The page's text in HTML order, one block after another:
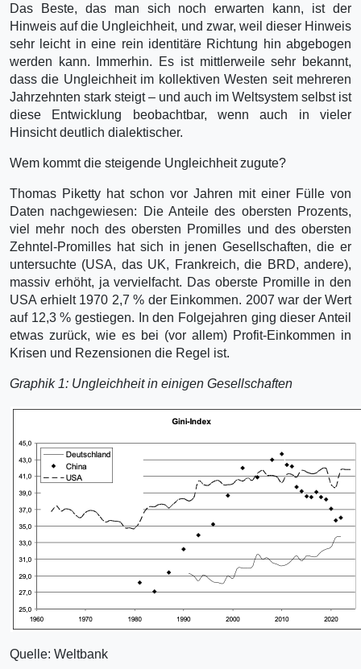
Das Beste, das man sich noch erwarten kann, ist der
Hinweis auf die Ungleichheit, und zwar, weil dieser Hinweis
sehr leicht in eine rein identitäre Richtung hin abgebogen
werden kann. Immerhin. Es ist mittlerweile sehr bekannt,
dass die Ungleichheit im kollektiven Westen seit mehreren
Jahrzehnten stark steigt – und auch im Weltsystem selbst ist
diese Entwicklung beobachtbar, wenn auch in vieler
Hinsicht deutlich dialektischer.
Wem kommt die steigende Ungleichheit zugute?
Thomas Piketty hat schon vor Jahren mit einer Fülle von
Daten nachgewiesen: Die Anteile des obersten Prozents,
viel mehr noch des obersten Promilles und des obersten
Zehntel-Promilles hat sich in jenen Gesellschaften, die er
untersuchte (USA, das UK, Frankreich, die BRD, andere),
massiv erhöht, ja vervielfacht. Das oberste Promille in den
USA erhielt 1970 2,7 % der Einkom­men. 2007 war der Wert
auf 12,3 % gestiegen. In den Folgejahren ging dieser Anteil
etwas zurück, wie es bei (vor allem) Profit-Einkommen in
Krisen und Rezensionen die Regel ist.
Graphik 1: Ungleichheit in einigen Gesellschaften
Quelle: Weltbank